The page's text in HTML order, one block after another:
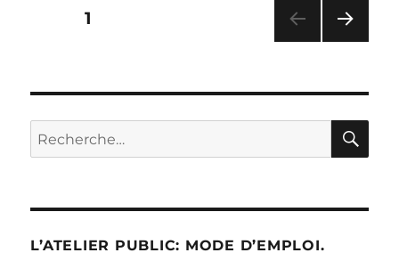
Pagination
publications
PAGE1
ANT
E
Recherche
pour :
L’ATELIER PUBLIC: MODE D’EMPLOI.